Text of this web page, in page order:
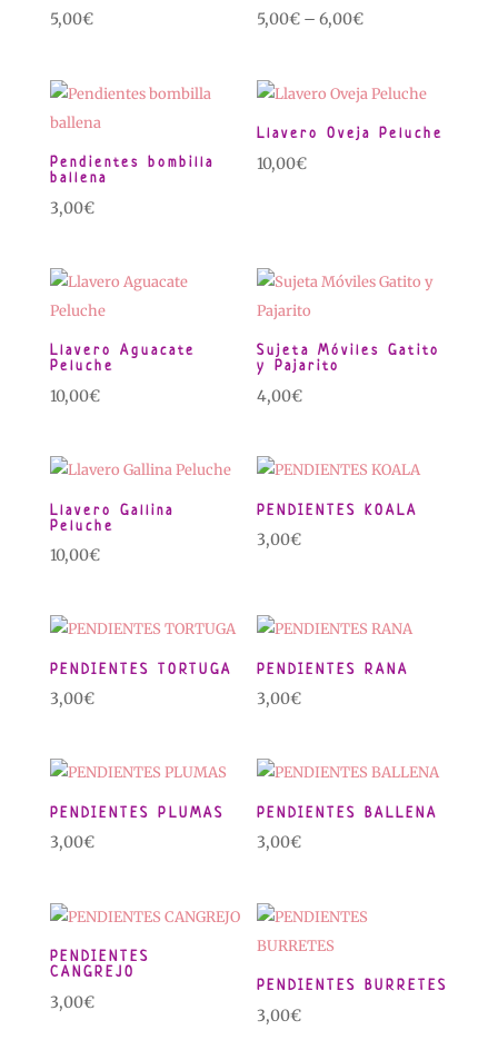
5,00€ 5,00€ –6,00€
Pendientes bombilla
ballena
3,00€
Llavero Oveja Peluche
10,00€
Llavero Aguacate
Peluche
10,00€
Sujeta Móviles Gatito
y Pajarito
4,00€
Llavero Gallina
Peluche
10,00€
PENDIENTES KOALA
3,00€
PENDIENTES TORTUGA
3,00€
PENDIENTES RANA
3,00€
PENDIENTES PLUMAS
3,00€
PENDIENTES BALLENA
3,00€
PENDIENTES
CANGREJO
3,00€
PENDIENTES BURRETES
3,00€